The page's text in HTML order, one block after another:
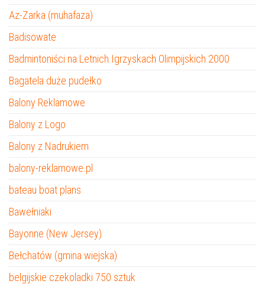
Az-Zarka (muhafaza)
Badisowate
Badmintoniści na Letnich Igrzyskach Olimpijskich 2000
Bagatela duże pudełko
Balony Reklamowe
Balony z Logo
Balony z Nadrukiem
balony-reklamowe.pl
bateau boat plans
Bawełniaki
Bayonne (New Jersey)
Bełchatów (gmina wiejska)
belgijskie czekoladki 750 sztuk